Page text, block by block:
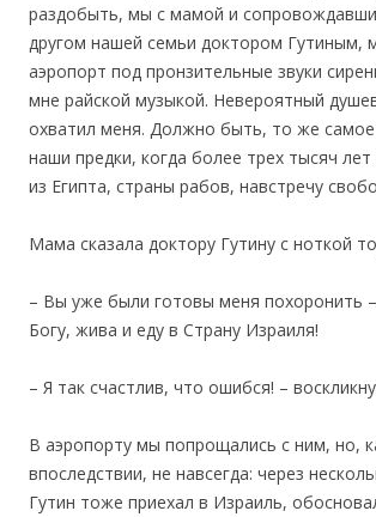
раздобыть, мы с мамой и
другом нашей семьи доктором Гутиным,
аэропорт под пронзительные звуки
мне райской музыкой. Невероятный
охватил меня. Должно быть, то же самое
наши предки, когда более трех тысяч лет
из Египта, страны рабов, навстречу
Мама сказала доктору Гутину с ноткой
– Вы уже были готовы меня похоронить
Богу, жива и еду в Страну Израиля!
– Я так счастлив, что ошибся! –
В аэропорту мы попрощались с ним, но,
впоследствии, не навсегда: через
Гутин тоже приехал в Израиль,